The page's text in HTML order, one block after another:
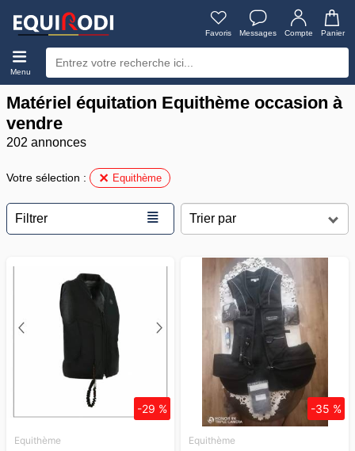
Favoris Messages Compte Panier
Menu
Matériel équitation Equithème occasion à
vendre
202 annonces
Votre sélection : Equithème
Filtrer ≣
Equithème
-29 %
Equithème
-35 %